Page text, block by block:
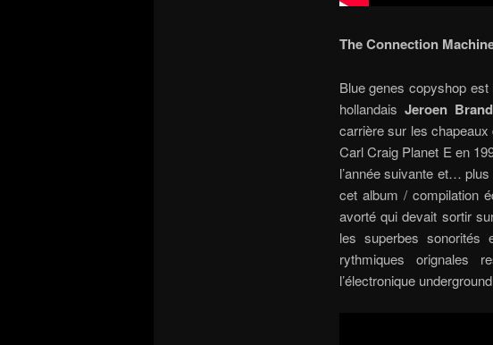
The Connection
Blue genes copyshop est
hollandaisJeroen
carrière sur les
Carl Craig Planet E en
l’année suivante et…
cet album / compilation
avorté qui devait sortir
les superbes sonorités
rythmiques orignales
l’électronique